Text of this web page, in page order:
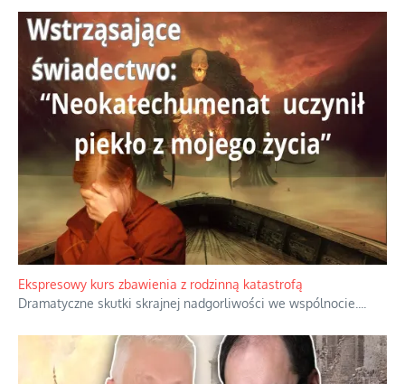
Ekspresowy kurs zbawienia z rodzinną katastrofą
Dramatyczne skutki skrajnej nadgorliwości we wspólnocie.